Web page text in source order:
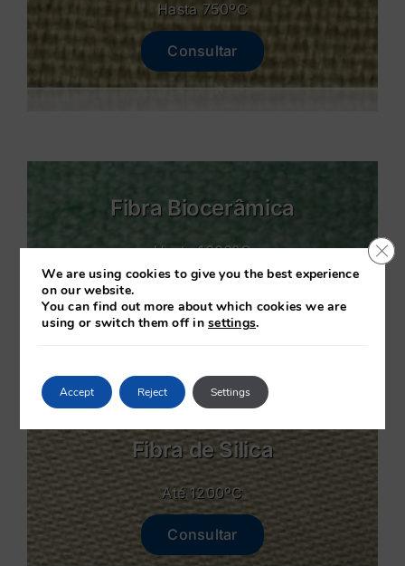
Hasta 750ºC
Consultar
Fibra Biocerâmica
Hasta 1000ºC
Fibra de Silica
Até 1200ºC
Consultar
We are using cookies to give you the best experience
on our website.
You can find out more about which cookies we are
using or switch them off insettings.
Accept Reject Settings